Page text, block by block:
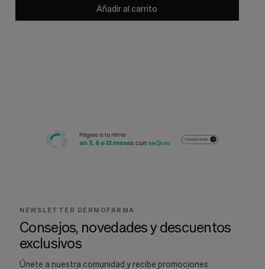
Añadir al carrito
NEWSLETTER DERMOFARMA
Consejos, novedades y descuentos
exclusivos
Únete a nuestra comunidad y recibe promociones